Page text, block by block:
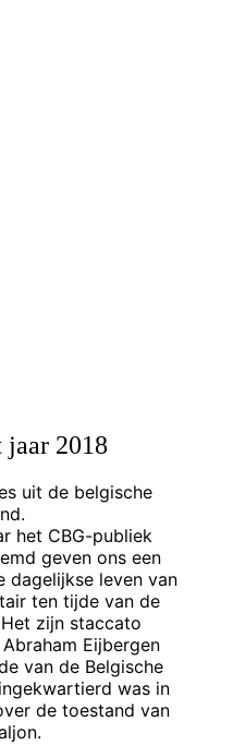
jaar 2018
uit de belgische
het CBG-publiek
geven ons een
dagelijkse leven van
ten tijde van de
zijn staccato
Eijbergen
van de Belgische
was in
de toestand van